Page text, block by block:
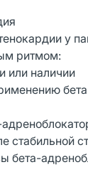
у
ритмом:
или наличии
стабильной
бета-